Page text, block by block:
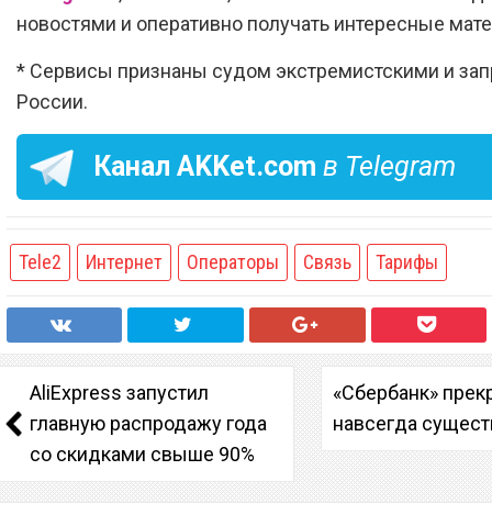
новостями и оперативно получать интересные
* Сервисы признаны судом экстремистскими и
России.
Канал AKKet.com в Telegram
Tele2 Интернет Операторы Связь Тарифы
AliExpress запустил
главную распродажу года
со скидками свыше 90%
«Сбербанк»
навсегда